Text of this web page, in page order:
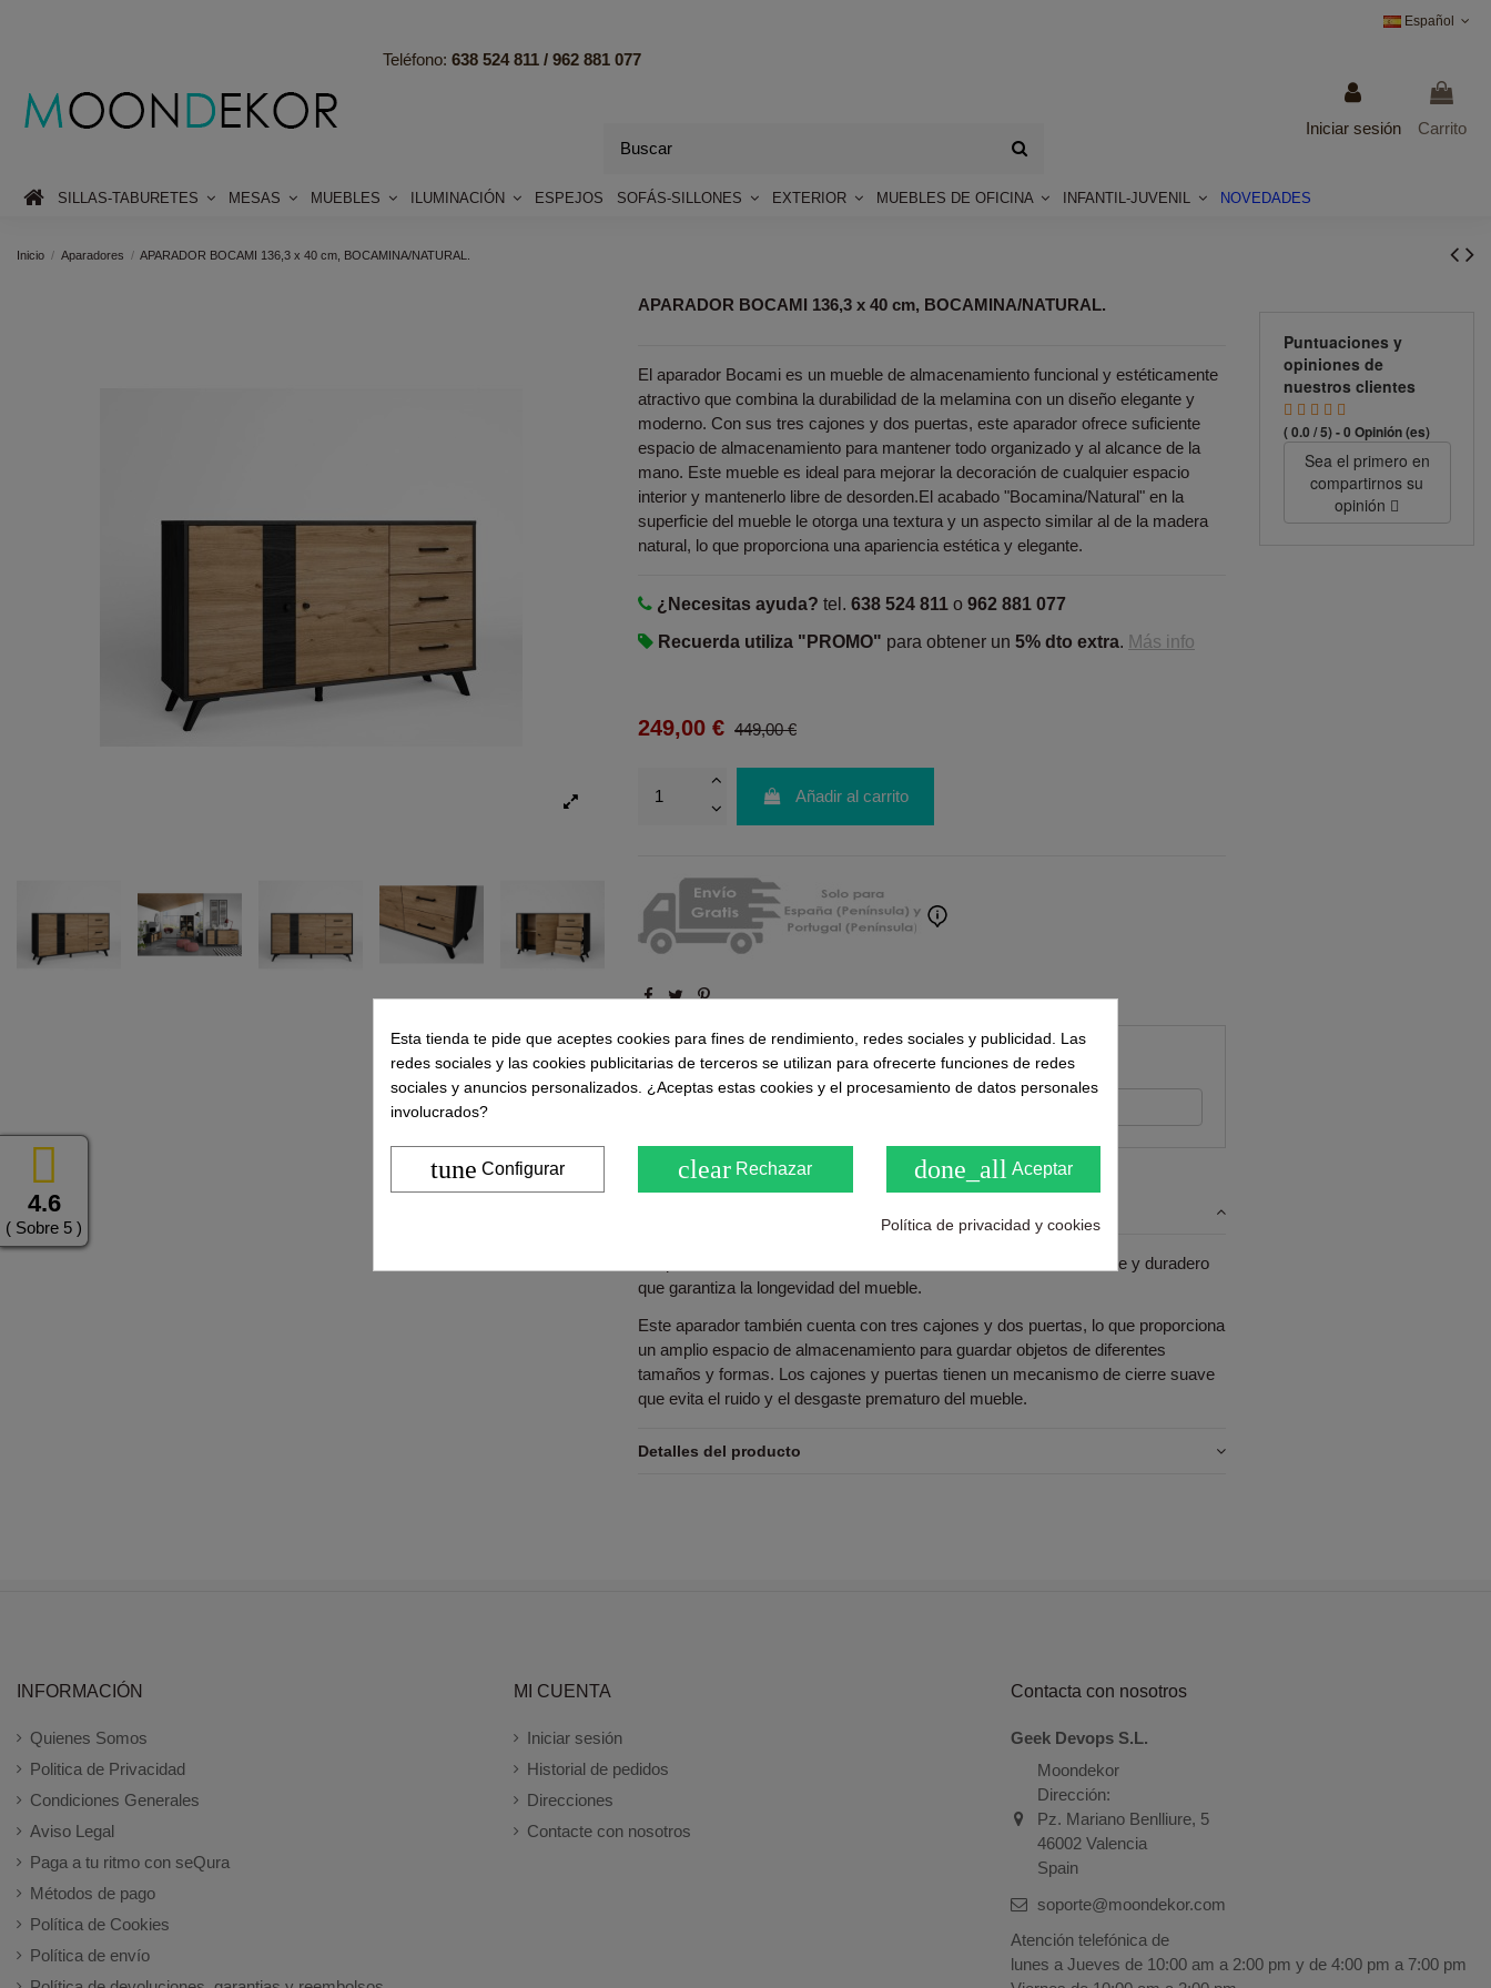
4.6
( Sobre 5 )
Español
Teléfono: 638 524 811 / 962 881 077
Iniciar sesión Carrito
SILLAS-TABURETES MESAS MUEBLES ILUMINACIÓN ESPEJOS SOFÁS-SILLONES EXTERIOR MUEBLES DE OFICINA INFANTIL-JUVENIL NOVEDADES
Inicio Aparadores APARADOR BOCAMI 136,3 x 40 cm, BOCAMINA/NATURAL.
APARADOR BOCAMI 136,3 x 40 cm, BOCAMINA/NATURAL.
El aparador Bocami es un mueble de almacenamiento funcional y estéticamente
atractivo que combina la durabilidad de la melamina con un diseño elegante y
moderno. Con sus tres cajones y dos puertas, este aparador ofrece suficiente
espacio de almacenamiento para mantener todo organizado y al alcance de la
mano. Este mueble es ideal para mejorar la decoración de cualquier espacio
interior y mantenerlo libre de desorden.El acabado "Bocamina/Natural" en la
superficie del mueble le otorga una textura y un aspecto similar al de la madera
natural, lo que proporciona una apariencia estética y elegante.
¿Necesitas ayuda? tel. 638 524 811 o 962 881 077
Recuerda utiliza "PROMO" para obtener un 5% dto extra. Más info
249,00 € 449,00 €
Añadir al carrito
Puntuaciones y opiniones de nuestros clientes
( 0.0 / 5) - 0 Opinión (es)
El aparador Bocami está hecho de melamina, un material resistente y duradero
que garantiza la longevidad del mueble.
Este aparador también cuenta con tres cajones y dos puertas, lo que proporciona
un amplio espacio de almacenamiento para guardar objetos de diferentes
tamaños y formas. Los cajones y puertas tienen un mecanismo de cierre suave
que evita el ruido y el desgaste prematuro del mueble.
Detalles del producto
Puntuaciones y
opiniones de
nuestros clientes
( 0.0 / 5) - 0 Opinión (es)
Sea el primero en
compartirnos su
opinión
INFORMACIÓN
Quienes Somos
Politica de Privacidad
Condiciones Generales
Aviso Legal
Paga a tu ritmo con seQura
Métodos de pago
Política de Cookies
Política de envío
MI CUENTA
Iniciar sesión
Historial de pedidos
Direcciones
Contacte con nosotros
Contacta con nosotros
Geek Devops S.L.
Moondekor
Dirección:
Pz. Mariano Benlliure, 5
46002 Valencia
Spain
soporte@moondekor.com
Atención telefónica de
lunes a Jueves de 10:00 am a 2:00 pm y de 4:00 pm a 7:00 pm
Esta tienda te pide que aceptes cookies para fines de rendimiento, redes sociales y publicidad. Las
redes sociales y las cookies publicitarias de terceros se utilizan para ofrecerte funciones de redes
sociales y anuncios personalizados. ¿Aceptas estas cookies y el procesamiento de datos personales
involucrados?
tune Configurar clear Rechazar done_all Aceptar
Política de privacidad y cookies